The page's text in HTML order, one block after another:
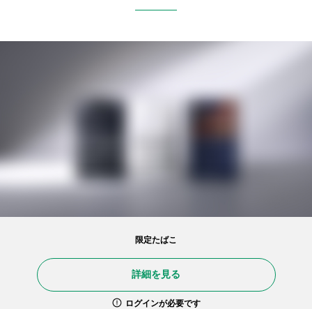
限定たばこ
詳細を見る
ログインが必要です